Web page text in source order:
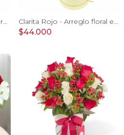
Elena Rojo Amarillo - Florero rosas rojo y tulipanes amarillo Clarita Rojo - Arreglo floral en sombrerero con rosas Rojo, limonium y vara de oro
$44.000